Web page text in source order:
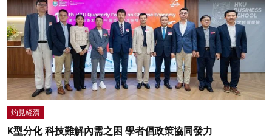
灼見經濟
K型分化 科技難解內需之困 學者倡政策協同發力